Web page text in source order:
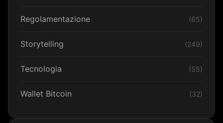
Regolamentazione (65)
Storytelling (249)
Tecnologia (55)
Wallet Bitcoin (32)